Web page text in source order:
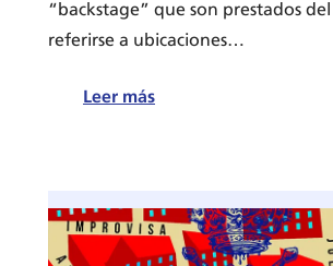
“backstage” que son prestados
referirse a ubicaciones…
Leer más:
en
inglés: